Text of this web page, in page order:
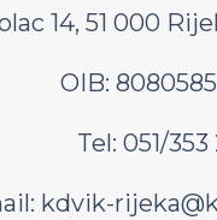
14, 51 000
OIB:
Tel: 051/353
kdvik-